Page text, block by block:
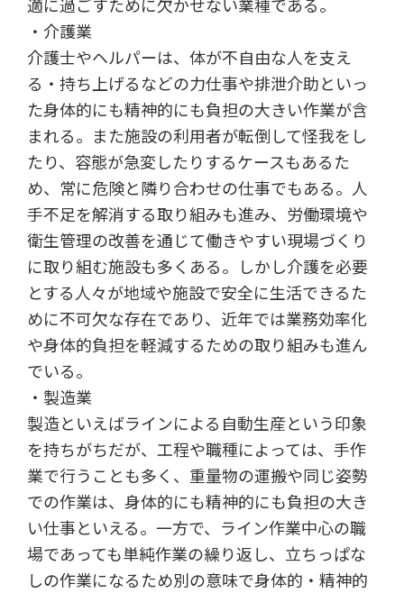
適に過ごすために欠かせない業種である。
・介護業
介護士やヘルパーは、体が不自由な人を支え
る・持ち上げるなどの力仕事や排泄介助といっ
た身体的にも精神的にも負担の大きい作業が含
まれる。また施設の利用者が転倒して怪我をし
たり、容態が急変したりするケースもあるた
め、常に危険と隣り合わせの仕事でもある。人
手不足を解消する取り組みも進み、労働環境や
衛生管理の改善を通じて働きやすい現場づくり
に取り組む施設も多くある。しかし介護を必要
とする人々が地域や施設で安全に生活できるた
めに不可欠な存在であり、近年では業務効率化
や身体的負担を軽減するための取り組みも進ん
でいる。
・製造業
製造といえばラインによる自動生産という印象
を持ちがちだが、工程や職種によっては、手作
業で行うことも多く、重量物の運搬や同じ姿勢
での作業は、身体的にも精神的にも負担の大き
い仕事といえる。一方で、ライン作業中心の職
場であっても単純作業の繰り返し、立ちっぱな
しの作業になるため別の意味で身体的・精神的